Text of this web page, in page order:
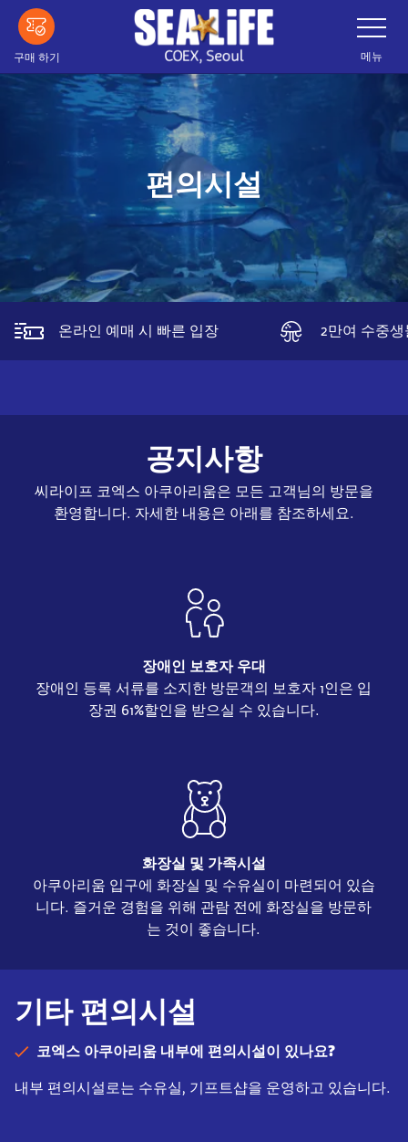
용
구매 하기
네
이
게
이
션
바
메뉴
편의시설
온라인 예매 시 빠른 입장 2만여 수중
공지사항
씨라이프 코엑스 아쿠아리움은 모든 고객님의 방문을
환영합니다. 자세한 내용은 아래를 참조하세요.
장애인 보호자 우대
장애인 등록 서류를 소지한 방문객의 보호자 1인은 입
장권 61%할인을 받으실 수 있습니다.
화장실 및 가족시설
아쿠아리움 입구에 화장실 및 수유실이 마련되어 있습
니다. 즐거운 경험을 위해 관람 전에 화장실을 방문하
는 것이 좋습니다.
기타 편의시설
코엑스 아쿠아리움 내부에 편의시설이 있나요?
내부 편의시설로는 수유실, 기프트샵을 운영하고 있습니다.